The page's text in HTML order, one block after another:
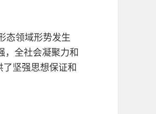
态领域形势发生
，全社会凝聚力和
坚强思想保证和